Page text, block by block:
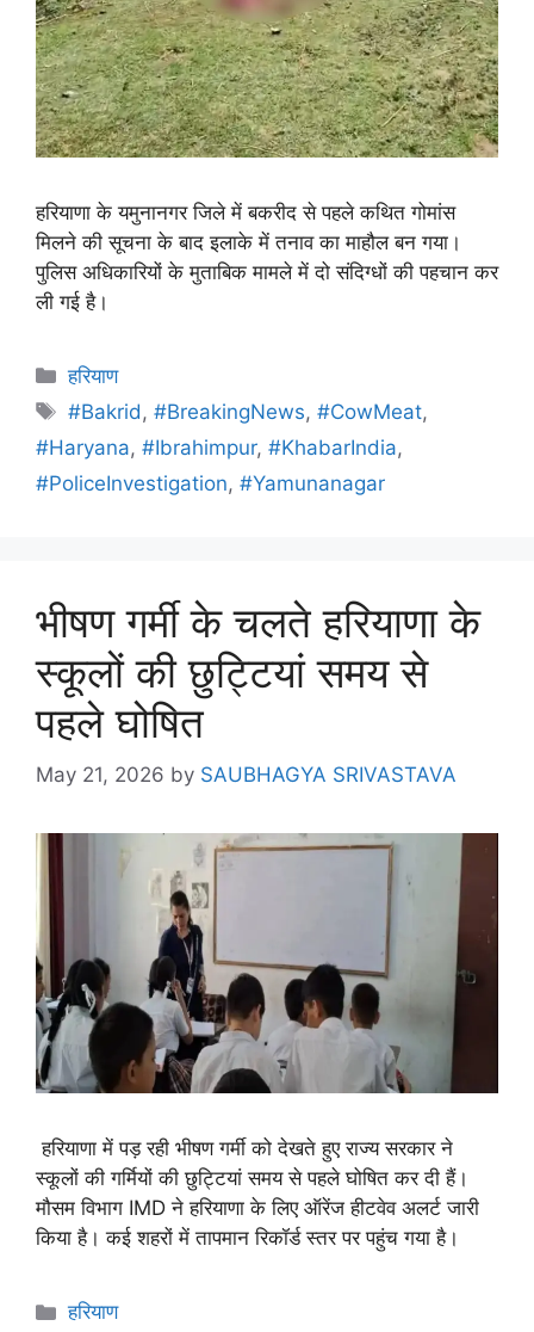
हरियाणा के यमुनानगर जिले में बकरीद से पहले कथित गोमांस
मिलने की सूचना के बाद इलाके में तनाव का माहौल बन गया।
पुलिस अधिकारियों के मुताबिक मामले में दो संदिग्धों की पहचान कर
ली गई है।
हरियाण
#Bakrid ,#BreakingNews,#CowMeat,
#Haryana, #Ibrahimpur, #KhabarIndia,
#PoliceInvestigation, #Yamunanagar
भीषण गर्मी के चलते हरियाणा के
स्कूलों की छुट्टियां समय से
पहले घोषित
May 21, 2026 by SAUBHAGYA SRIVASTAVA
हरियाणा में पड़ रही भीषण गर्मी को देखते हुए राज्य सरकार ने
स्कूलों की गर्मियों की छुट्टियां समय से पहले घोषित कर दी हैं।
मौसम विभाग IMD ने हरियाणा के लिए ऑरेंज हीटवेव अलर्ट जारी
किया है। कई शहरों में तापमान रिकॉर्ड स्तर पर पहुंच गया है।
हरियाण